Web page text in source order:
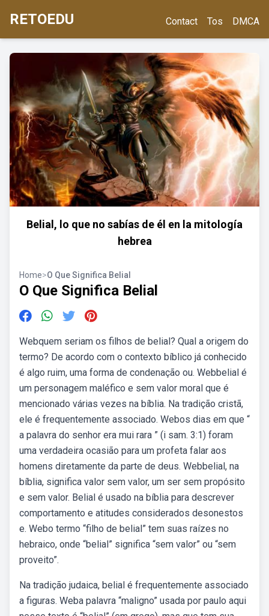
RETOEDU Contact Tos DMCA
Belial, lo que no sabías de él en la mitología
hebrea
Home>O Que Significa Belial
O Que Significa Belial
Webquem seriam os filhos de belial? Qual a origem do
termo? De acordo com o contexto bíblico já conhecido
é algo ruim, uma forma de condenação ou. Webbelial é
um personagem maléfico e sem valor moral que é
mencionado várias vezes na bíblia. Na tradição cristã,
ele é frequentemente associado. Webos dias em que “
a palavra do senhor era mui rara ” (i sam. 3:1) foram
uma verdadeira ocasião para um profeta falar aos
homens diretamente da parte de deus. Webbelial, na
bíblia, significa valor sem valor, um ser sem propósito
e sem valor. Belial é usado na bíblia para descrever
comportamento e atitudes considerados desonestos
e. Webo termo “filho de belial” tem suas raízes no
hebraico, onde “belial” significa “sem valor” ou “sem
proveito”.
Na tradição judaica, belial é frequentemente associado
a figuras. Weba palavra “maligno” usada por paulo aqui